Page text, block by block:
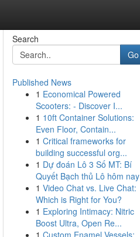
Search
Go
Published News
1 Economical Powered
Scooters: - Discover I...
1 10ft Container Solutions:
Even Floor, Contain...
1 Critical frameworks for
building successful org...
1 Dự đoán Lô 3 Số MT: Bí
Quyết Bạch thủ Lô hôm nay
1 Video Chat vs. Live Chat:
Which is Right for You?
1 Exploring Intimacy: Nitric
Boost Ultra, Open Re...
1 Custom Enamel Vessels: